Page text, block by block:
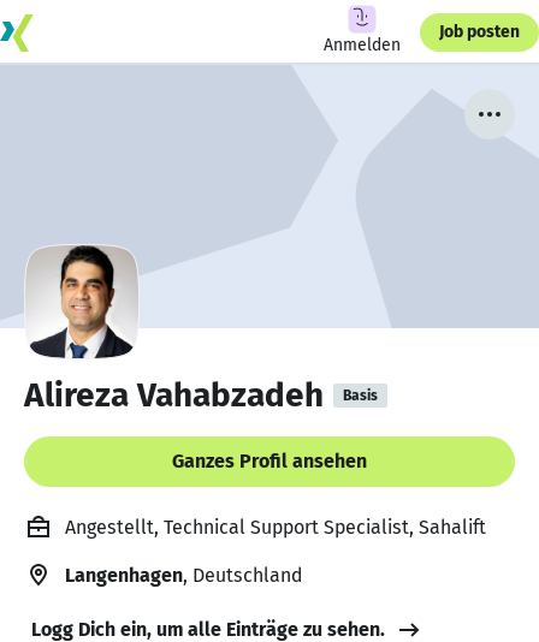
Anmelden
Job posten
Alireza Vahabzadeh Basis
Ganzes Profil ansehen
Angestellt, Technical Support Specialist, Sahalift
Langenhagen, Deutschland
Logg Dich ein, um alle Einträge zu sehen.